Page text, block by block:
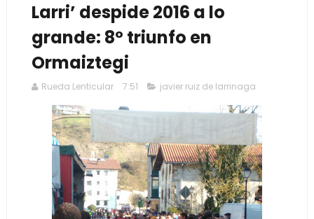
Larri’ despide 2016 a lo
grande: 8º triunfo en
Ormaiztegi
Rueda Lenticular 7:51 javier ruiz de larrinaga